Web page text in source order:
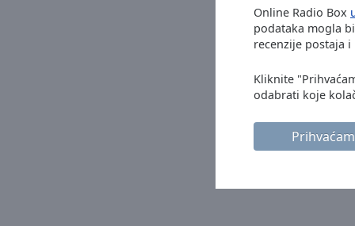
Online Radio Box
podataka mogla
recenzije postaja
Kliknite
odabrati koje
Prihvaćam